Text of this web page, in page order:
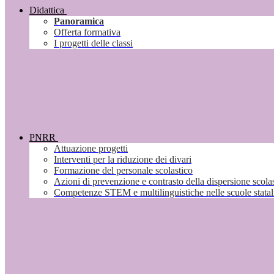
Didattica
Panoramica
Offerta formativa
I progetti delle classi
PNRR
Attuazione progetti
Interventi per la riduzione dei divari
Formazione del personale scolastico
Azioni di prevenzione e contrasto della dispersione
Competenze STEM e multilinguistiche nelle scuole